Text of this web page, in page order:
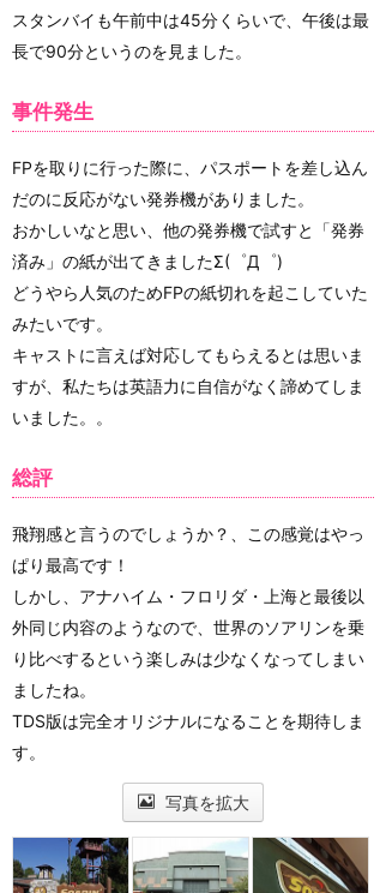
スタンバイも午前中は45分くらいで、午後は最
長で90分というのを見ました。
事件発生
FPを取りに行った際に、パスポートを差し込ん
だのに反応がない発券機がありました。
おかしいなと思い、他の発券機で試すと「発券
済み」の紙が出てきましたΣ(゜Д゜)
どうやら人気のためFPの紙切れを起こしていた
みたいです。
キャストに言えば対応してもらえるとは思いま
すが、私たちは英語力に自信がなく諦めてしま
いました。。
総評
飛翔感と言うのでしょうか？、この感覚はやっ
ぱり最高です！
しかし、アナハイム・フロリダ・上海と最後以
外同じ内容のようなので、世界のソアリンを乗
り比べするという楽しみは少なくなってしまい
ましたね。
TDS版は完全オリジナルになることを期待しま
す。
写真を拡大